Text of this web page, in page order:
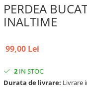
PERDEA
INALTIME
99,00 Lei
2 IN STOC
Durata de livrare: Livrare